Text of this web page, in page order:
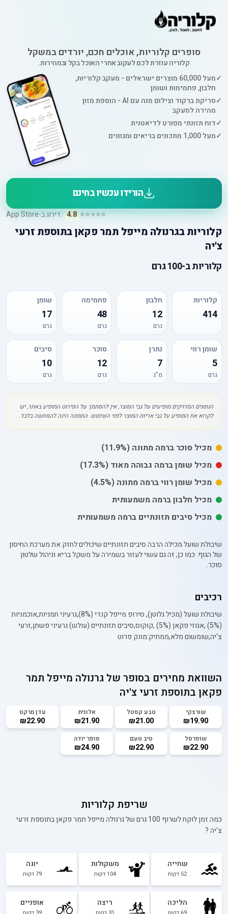
סופרים קלוריות, אוכלים חכם, יורדים במשקל
קלוריה עוזרת לכם לעקוב אחרי האוכל בקל ובמהירות.
✓
מעל 60,000 מוצרים ישראלים - מעקב קלוריות,
חלבון, פחמימות ושומן
✓
סריקת ברקוד וצילום מנה עם AI - הוספת מזון
מהירה למעקב
✓דוח תזונתי מפורט לדיאטנית
✓מעל 1,000 מתכונים בריאים ומגוונים
הורידו עכשיו בחינם
⭐⭐⭐⭐⭐
4.8 · דירוג ב-App Store
קלוריותבגרנולה מייפל תמר פקאן בתוספת זרעי
צ'יה
קלוריותב-100 גרם
קלוריות
414
חלבון
12
גרם
פחמימה
48
גרם
שומן
17
גרם
שומן רווי
5
גרם
נתרן
7
מ"ג
סוכר
12
גרם
סיבים
10
גרם
הנתונים המדויקים מופיעים על גבי המוצר, אין להסתמך על הפירוט המופיע באתר, יש
לקרוא את המופיע על גבי אריזת המוצר לפני השימוש. התמונה הינה להמחשה בלבד.
מכיל סוכר ברמה מתונה (11.9%)
מכיל שומןברמה גבוהה מאוד (17.3%)
מכיל שומן רוויברמה מתונה (4.5%)
מכיל חלבון ברמה משמעותית
מכיל סיבים תזונתיים ברמה משמעותית
שיבולת שועל מכילה הרבה סיבים תזונתיים שיכולים לחזק את מערכת החיסון
של הגוף. כמו כן, זה גם עשוי לעזור בשמירה על משקל בריא וניהול שלטון
סוכר.
רכיבים
שיבולת שועל (מכיל גלוטן), סירופ מייפל קנדי (8%),גרעיני חמניות,אוכמניות
(5%) ,אגוזי פקאן (5%) ,קוקוס,סיבים תזונתיים (עולש) גרעיני פשתן,זרעי
צ'יה,שומשום מלא,ממתיק:מונק פרוט
השוואת מחירים בסופר של גרנולה מייפל תמר
פקאן בתוספת זרעי צ'יה
שורצקי
₪19.90
טבע קסטל
₪21.00
אלונית
₪21.90
עדן מרקט
₪22.90
שופרסל
₪22.90
טיב טעם
₪22.90
סופר יודה
₪24.90
שריפת קלוריות
כמה זמן לוקח לשרוף 100 גרם של
גרנולה מייפל תמר פקאן בתוספת זרעי
צ'יה?
שחייה
52 דקות
משקולות
104 דקות
יוגה
79דקות
הליכה ריצה אופניים